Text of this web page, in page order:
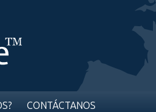
CONTÁCTANOS